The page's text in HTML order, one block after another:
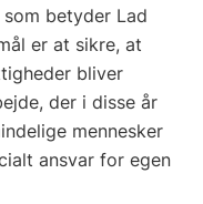
betyder Lad
er at sikre, at
bliver
der i disse år
mennesker
ansvar for egen